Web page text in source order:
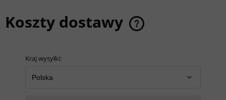
Koszty dostawy
Kraj wysyłki: